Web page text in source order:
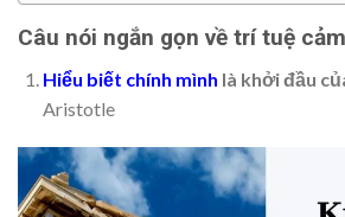
Câu nói ngắn gọn về trí tuệ
Hiểu biết chính mình là khởi đầu
Aristotle